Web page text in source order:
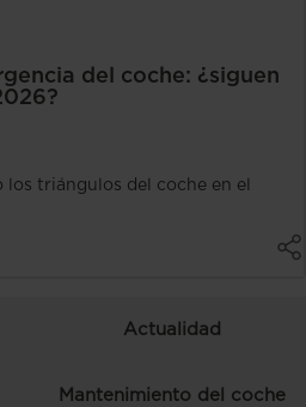
del coche: ¿siguen
los triángulos del coche en el
Actualidad
Mantenimiento del coche